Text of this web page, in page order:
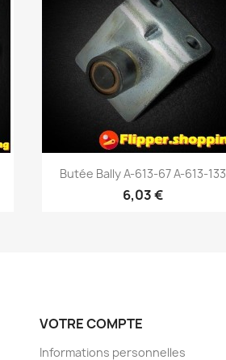
Aperçu rapide
Butée Bally A-613-67 A-613-133
6,03 €
VOTRE COMPTE
Informations personnelles